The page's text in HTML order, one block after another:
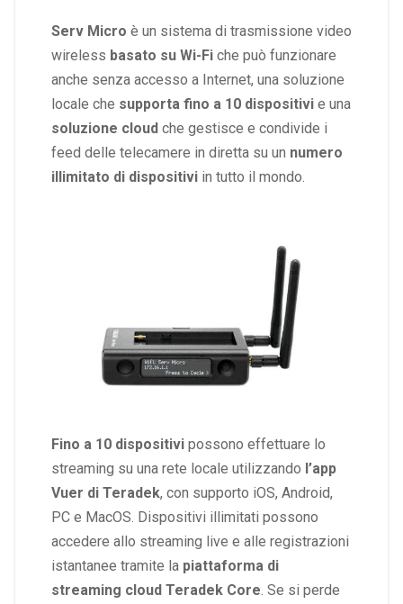
Serv Micro è un sistema di trasmissione video
wireless basato su Wi-Fi che può funzionare
anche senza accesso a Internet, una soluzione
locale che supporta fino a 10 dispositivi e una
soluzione cloud che gestisce e condivide i
feed delle telecamere in diretta su un numero
illimitato di dispositivi in tutto il mondo.
Fino a 10 dispositivi possono effettuare lo
streaming su una rete locale utilizzando l’app
Vuer di Teradek, con supporto iOS, Android,
PC e MacOS. Dispositivi illimitati possono
accedere allo streaming live e alle registrazioni
istantanee tramite la piattaforma di
streaming cloud Teradek Core . Se si perde